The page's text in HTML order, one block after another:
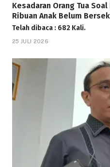
Kesadaran Orang Tua Soal
Ribuan Anak Belum
Telah dibaca : 682 Kali.
25 JULI 2026